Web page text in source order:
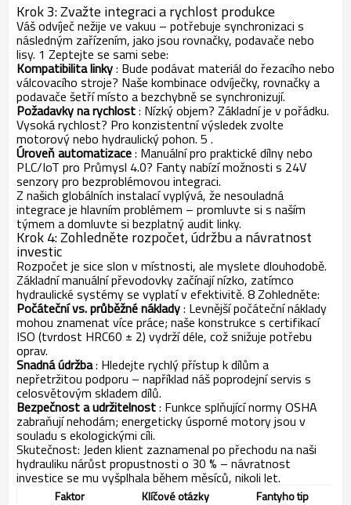
Krok 3: Zvažte integraci a rychlost produkce
Váš odvíječ nežije ve vakuu – potřebuje synchronizaci s
následným zařízením, jako jsou rovnačky, podavače nebo
lisy. 1 Zeptejte se sami sebe:
Kompatibilita linky: Bude podávat materiál do řezacího nebo
válcovacího stroje? Naše kombinace odvíječky, rovnačky a
podavače šetří místo a bezchybně se synchronizují.
Požadavky na rychlost: Nízký objem? Základní je v pořádku.
Vysoká rychlost? Pro konzistentní výsledek zvolte
motorový nebo hydraulický pohon. 5 .
Úroveň automatizace: Manuální pro praktické dílny nebo
PLC/IoT pro Průmysl 4.0? Fanty nabízí možnosti s 24V
senzory pro bezproblémovou integraci.
Z našich globálních instalací vyplývá, že nesouladná
integrace je hlavním problémem – promluvte si s naším
týmem a domluvte si bezplatný audit linky.
Krok 4: Zohledněte rozpočet, údržbu a návratnost
investic
Rozpočet je sice slon v místnosti, ale myslete dlouhodobě.
Základní manuální převodovky začínají nízko, zatímco
hydraulické systémy se vyplatí v efektivitě. 8Zohledněte:
Počáteční vs. průběžné náklady: Levnější počáteční náklady
mohou znamenat více práce; naše konstrukce s certifikací
ISO (tvrdost HRC60 ± 2) vydrží déle, což snižuje potřebu
oprav.
Snadná údržba: Hledejte rychlý přístup k dílům a
nepřetržitou podporu – například náš poprodejní servis s
celosvětovým skladem dílů.
Bezpečnost a udržitelnost: Funkce splňující normy OSHA
zabraňují nehodám; energeticky úsporné motory jsou v
souladu s ekologickými cíli.
Skutečnost: Jeden klient zaznamenal po přechodu na naši
hydrauliku nárůst propustnosti o 30 % – návratnost
investice se mu vyšplhala během měsíců, nikoli let.
Faktor Klíčové otázky
Fantyho tip